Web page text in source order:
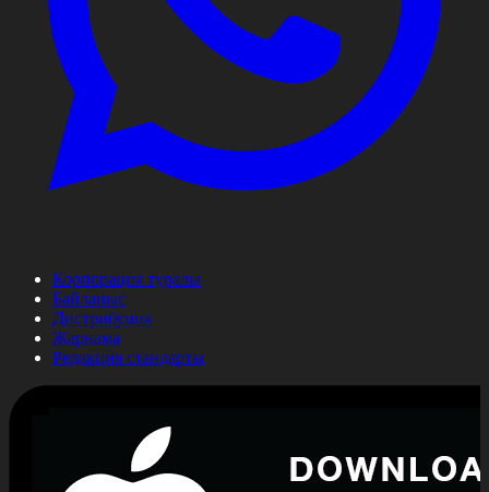
Корпорация туралы
Байланыс
Дистрибуция
Жарнама
Редакция стандарты